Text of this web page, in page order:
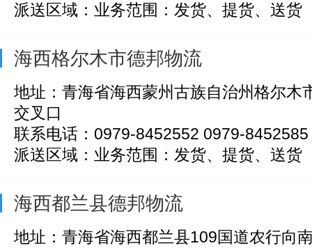
派送区域：业务范围：发货、提货、送货
海西格尔木市德邦物流
地址：青海省海西蒙州古族自治州格尔木
交叉口
联系电话：0979-8452552 0979-8452585
派送区域：业务范围：发货、提货、送货
海西都兰县德邦物流
地址：青海省海西都兰县109国道农行向